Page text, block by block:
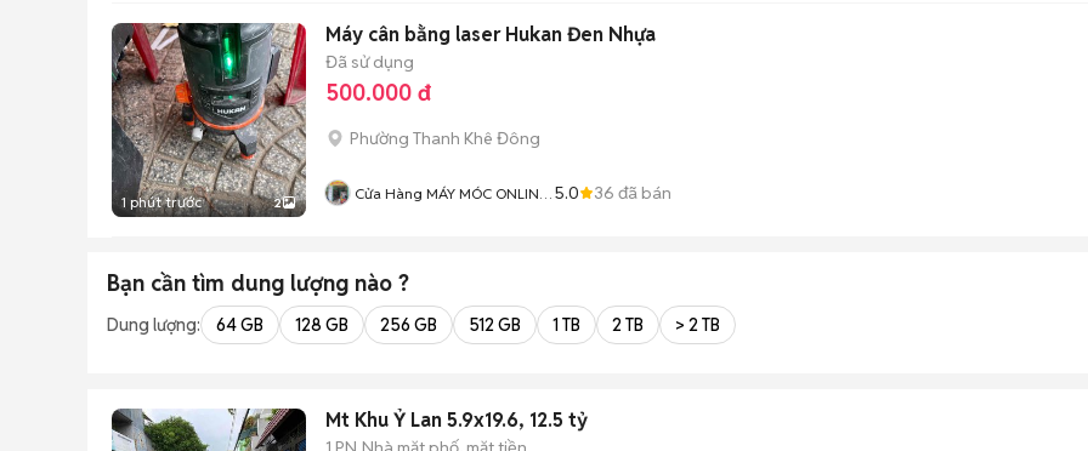
1 phút trước 2
Máy cân bằng laser Hukan Đen Nhựa
Đã sử dụng
500.000 đ
Phường Thanh Khê Đông
Cửa Hàng MÁY MÓC ONLINE 5.0 36 đã bán
Bạn cần tìm dung lượng nào ?
Dung lượng: 64 GB 128 GB 256 GB 512 GB 1 TB 2 TB > 2 TB
Mt Khu Ỷ Lan 5.9x19.6, 12.5 tỷ